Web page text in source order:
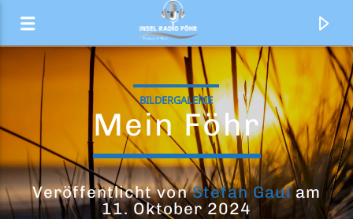
BILDERGALERIE
Mein Föhr
Veröffentlicht vonStefan Gaulam
11. Oktober 2024